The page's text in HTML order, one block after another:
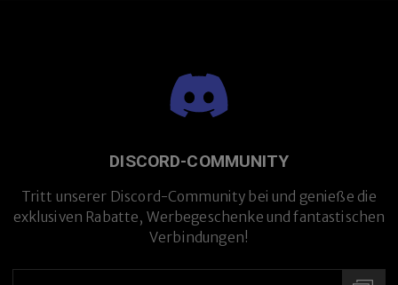
DISCORD-COMMUNITY
Tritt unserer Discord-Community bei und genieße die
exklusiven Rabatte, Werbegeschenke und fantastischen
Verbindungen!